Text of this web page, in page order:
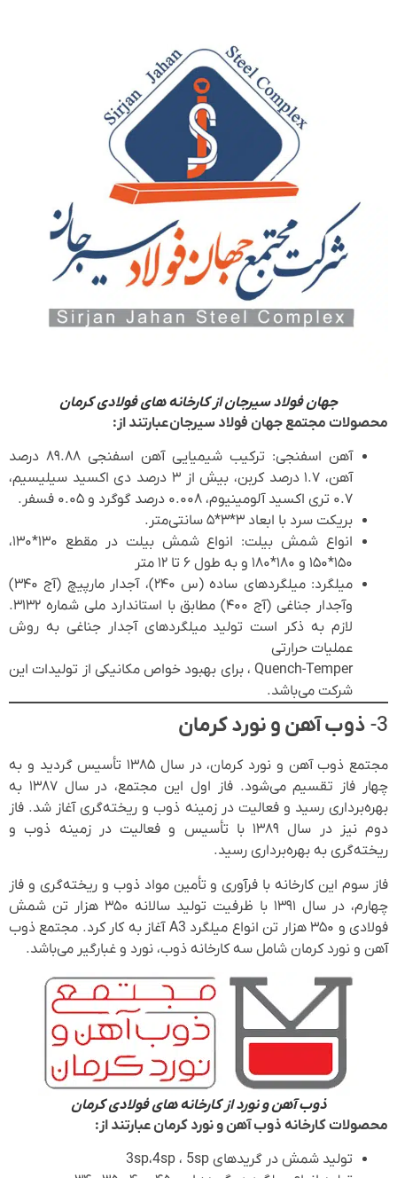
جهان فولاد سیرجان از کارخانه های فولادی کرمان
محصولات مجتمع جهان فولاد سیرجان عبارتند از:
آهن اسفنجی: ترکیب شیمیایی آهن اسفنجی ۸۹.۸۸ درصد
آهن، ۱.۷ درصد کربن، بیش از ۳ درصد دی اکسید سیلیسیم،
۰.۷ تری اکسید آلومینیوم، ۰.۰۰۸ درصد گوگرد و ۰.۰۵ فسفر.
بریکت سرد با ابعاد ۳*۳*۵ سانتی‌متر.
انواع شمش بیلت: انواع شمش بیلت در مقطع ۱۳۰*۱۳۰،
۱۵۰*۱۵۰ و ۱۸۰*۱۸۰ و به طول ۶ تا ۱۲ متر
میلگرد: میلگردهای ساده (س ۲۴۰)، آجدار مارپیچ (آج ۳۴۰)
وآجدار جناغی (آج ۴۰۰) مطابق با استاندارد ملی شماره ۳۱۳۲.
لازم به ذکر است تولید میلگردهای آجدار جناغی به روش
عملیات حرارتی
Quench-Temper ، برای بهبود خواص مکانیکی از تولیدات این
شرکت می‌باشد.
3- ذوب آهن و نورد کرمان
مجتمع ذوب آهن و نورد کرمان، در سال ۱۳۸۵ تأسیس گردید و به
چهار فاز تقسیم می‌شود. فاز اول این مجتمع، در سال ۱۳۸۷ به
بهره‌برداری رسید و فعالیت در زمینه ذوب و ریخته‌گری آغاز شد. فاز
دوم نیز در سال ۱۳۸۹ با تأسیس و فعالیت در زمینه ذوب و
ریخته‌گری به بهره‌برداری رسید.
فاز سوم این کارخانه با فرآوری و تأمین مواد ذوب و ریخته‌گری و فاز
چهارم، در سال ۱۳۹۱ با ظرفیت تولید سالانه ۳۵۰ هزار تن شمش
فولادی و ۳۵۰ هزار تن انواع میلگرد A3 آغاز به کار کرد. مجتمع ذوب
آهن و نورد کرمان شامل سه کارخانه ذوب، نورد و غبارگیر می‌باشد.
ذوب آهن و نورد از کارخانه های فولادی کرمان
محصولات کارخانه ذوب آهن و نورد کرمان عبارتند از:
تولید شمش در گریدهای 3sp،4sp ، 5sp